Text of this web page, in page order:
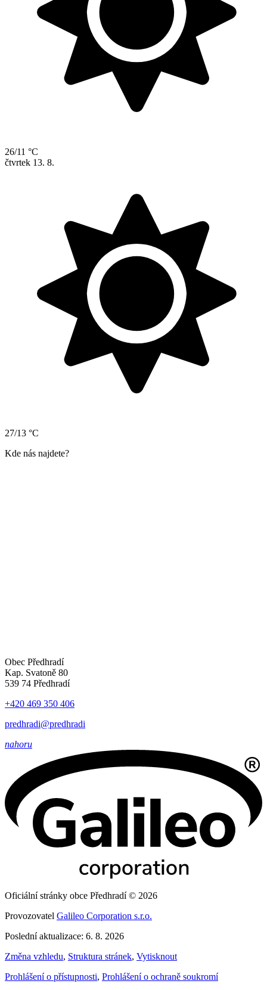
26/11 °C
čtvrtek 13. 8.
27/13 °C
Kde nás najdete?
Obec Předhradí
Kap. Svatoně 80
539 74 Předhradí
+420 469 350 406
predhradi@predhradi
nahoru
Oficiální stránky obce Předhradí © 2026
Provozovatel Galileo Corporation s.r.o.
Poslední aktualizace: 6. 8. 2026
Změna vzhledu, Struktura stránek, Vytisknout
Prohlášení o přístupnosti, Prohlášení o ochraně soukromí